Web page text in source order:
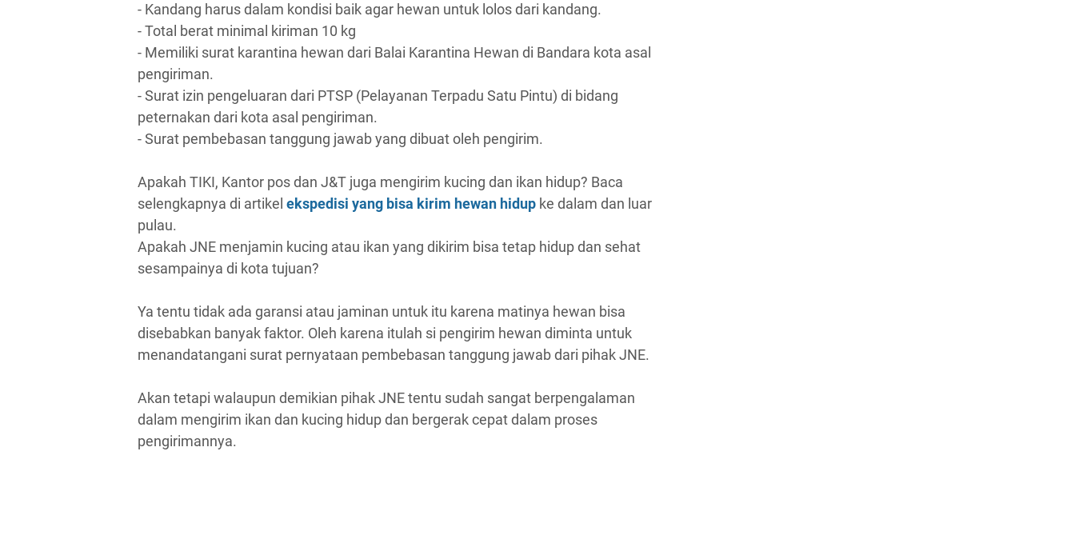
- Kandang harus dalam kondisi baik agar hewan untuk lolos dari kandang.
- Total berat minimal kiriman 10 kg
- Memiliki surat karantina hewan dari Balai Karantina Hewan di Bandara kota asal
pengiriman.
- Surat izin pengeluaran dari PTSP (Pelayanan Terpadu Satu Pintu) di bidang
peternakan dari kota asal pengiriman.
- Surat pembebasan tanggung jawab yang dibuat oleh pengirim.
Apakah TIKI, Kantor pos dan J&T juga mengirim kucing dan ikan hidup? Baca
selengkapnya di artikel ekspedisi yang bisa kirim hewan hidup ke dalam dan luar
pulau.
Apakah JNE menjamin kucing atau ikan yang dikirim bisa tetap hidup dan sehat
sesampainya di kota tujuan?
Ya tentu tidak ada garansi atau jaminan untuk itu karena matinya hewan bisa
disebabkan banyak faktor. Oleh karena itulah si pengirim hewan diminta untuk
menandatangani surat pernyataan pembebasan tanggung jawab dari pihak JNE.
Akan tetapi walaupun demikian pihak JNE tentu sudah sangat berpengalaman
dalam mengirim ikan dan kucing hidup dan bergerak cepat dalam proses
pengirimannya.